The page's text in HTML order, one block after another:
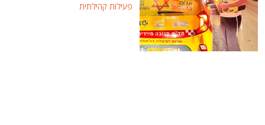
פעילות קהילתית